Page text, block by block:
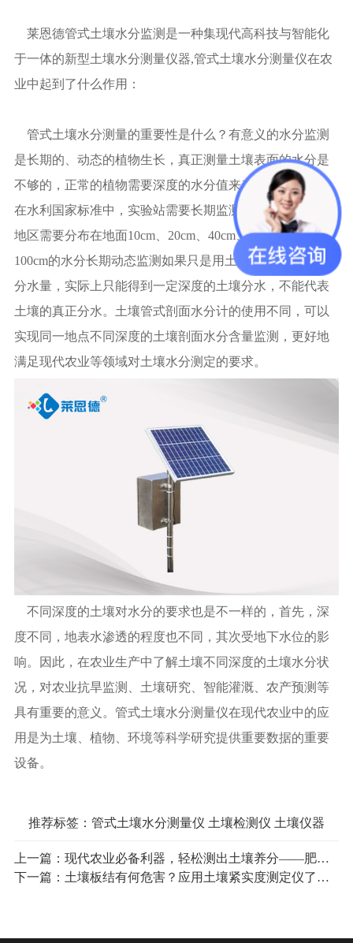
莱恩德管式土壤水分监测是一种集现代高科技与智能化
于一体的新型土壤水分测量仪器,管式土壤水分测量仪在农
业中起到了什么作用：
管式土壤水分测量的重要性是什么？有意义的水分监测
是长期的、动态的植物生长，真正测量土壤表面的水分是
不够的，正常的植物需要深度的水分值来表现能否吸收，
在水利国家标准中，实验站需要长期监测多层水分，部分
地区需要分布在地面10cm、20cm、40cm、60cm、80cm、
100cm的水分长期动态监测如果只是用土壤分水器检测土壤
分水量，实际上只能得到一定深度的土壤分水，不能代表
土壤的真正分水。土壤管式剖面水分计的使用不同，可以
实现同一地点不同深度的土壤剖面水分含量监测，更好地
满足现代农业等领域对土壤水分测定的要求。
不同深度的土壤对水分的要求也是不一样的，首先，深
度不同，地表水渗透的程度也不同，其次受地下水位的影
响。因此，在农业生产中了解土壤不同深度的土壤水分状
况，对农业抗旱监测、土壤研究、智能灌溉、农产预测等
具有重要的意义。管式土壤水分测量仪在现代农业中的应
用是为土壤、植物、环境等科学研究提供重要数据的重要
设备。
推荐标签： 管式土壤水分测量仪 土壤检测仪 土壤仪器
上一篇： 现代农业必备利器，轻松测出土壤养分——肥料养分速测仪
下一篇： 土壤板结有何危害？应用土壤紧实度测定仪了解土壤状况